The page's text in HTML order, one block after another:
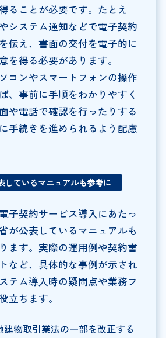
ることが必要です。たとえ
システム通知などで電子契約
伝え、書面の交付を電子的に
を得る必要があります。
コンやスマートフォンの操作
、事前に手順をわかりやすく
や電話で確認を行ったりする
手続きを進められるよう配慮
しているマニュアルも参考に
子契約サービス導入にあたっ
が公表しているマニュアルも
ます。実際の運用例や契約書
など、具体的な事例が示され
テム導入時の疑問点や業務フ
立ちます。
物取引業法の一部を改正する